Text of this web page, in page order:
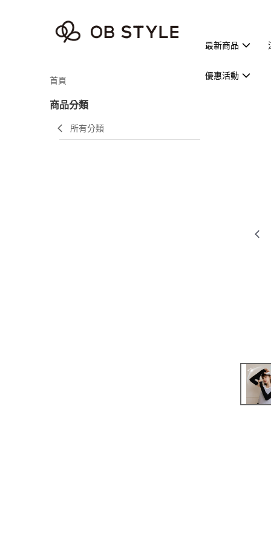
最新商品
優惠活動
首頁
商品分類
所有分類